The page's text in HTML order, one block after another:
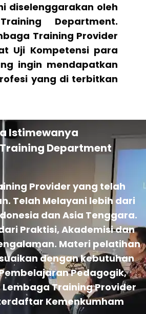
diselenggarakan oleh
Department.
Training Provider
Uji Kompetensi para
ingin mendapatkan
yang di terbitkan
Istimewanya
Department
Provider yang telah
Telah Melayani lebih dari
dan Asia Tenggara.
Praktisi, Akademisi dan
Materi pelatihan
dengan kebutuhan
Pedagogik,
Lembaga Training Provider
Kemenkumham